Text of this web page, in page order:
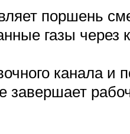
поршень
газы через
канала и